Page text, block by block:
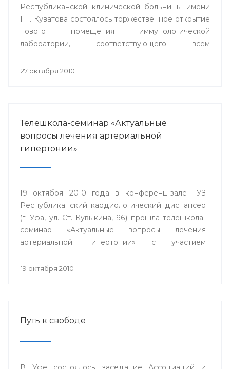
Республиканской клинической больницы имени
Г.Г. Куватова состоялось торжественное открытие
нового помещения иммунологической
лаборатории, соответствующего всем
27 октября 2010
Телешкола-семинар «Актуальные
вопросы лечения артериальной
гипертонии»
19 октября 2010 года в конференц-зале ГУЗ
Республиканский кардиологический диспансер
(г. Уфа, ул. Ст. Кувыкина, 96) прошла телешкола-
семинар «Актуальные вопросы лечения
артериальной гипертонии» с участием
Стерлитамак, Дюртюли.
19 октября 2010
Путь к свободе